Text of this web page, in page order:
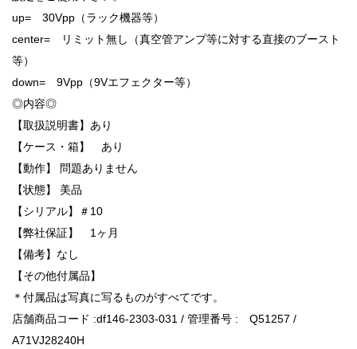
up= 30Vpp（ラック機器等）
center= リミット無し（真空管アンプ等に対する直接のブースト
等）
down= 9Vpp（9Vエフェクター等）
◎内容◎
【取扱説明書】あり
【ケース・箱】 あり
【動作】 問題ありません
【状態】 美品
【シリアル】＃10
【弊社保証】 1ヶ月
【備考】なし
【その他付属品】
＊付属品は写真に写るものがすべてです。
店舗商品コード :df146-2303-031 / 管理番号 : Q51257 /
A71VJ28240H